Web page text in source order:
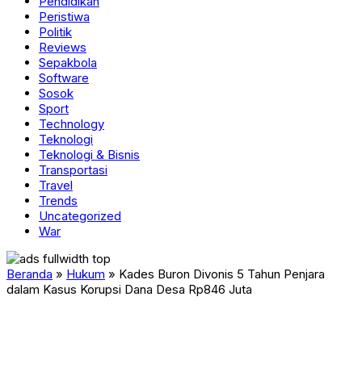
Peristiwa
Politik
Reviews
Sepakbola
Software
Sosok
Sport
Technology
Teknologi
Teknologi & Bisnis
Transportasi
Travel
Trends
Uncategorized
War
Beranda » Hukum » Kades Buron Divonis 5 Tahun Penjara
dalam Kasus Korupsi Dana Desa Rp846 Juta